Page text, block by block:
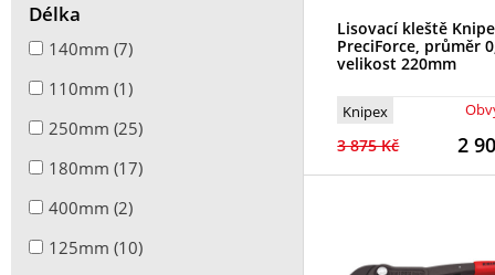
Lisovací kleště
PreciForce, průměr
velikost 220mm
Knipex
3 875 Kč 2
17 (1)
Délka
140mm (7)
110mm (1)
250mm (25)
180mm (17)
400mm (2)
125mm (10)